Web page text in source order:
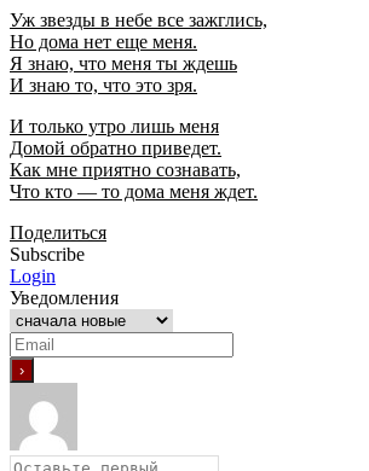
Уж звезды в небе все зажглись,
Но дома нет еще меня.
Я знаю, что меня ты ждешь
И знаю то, что это зря.
И только утро лишь меня
Домой обратно приведет.
Как мне приятно сознавать,
Что кто — то дома меня ждет.
Поделиться
Subscribe
Login
Уведомления